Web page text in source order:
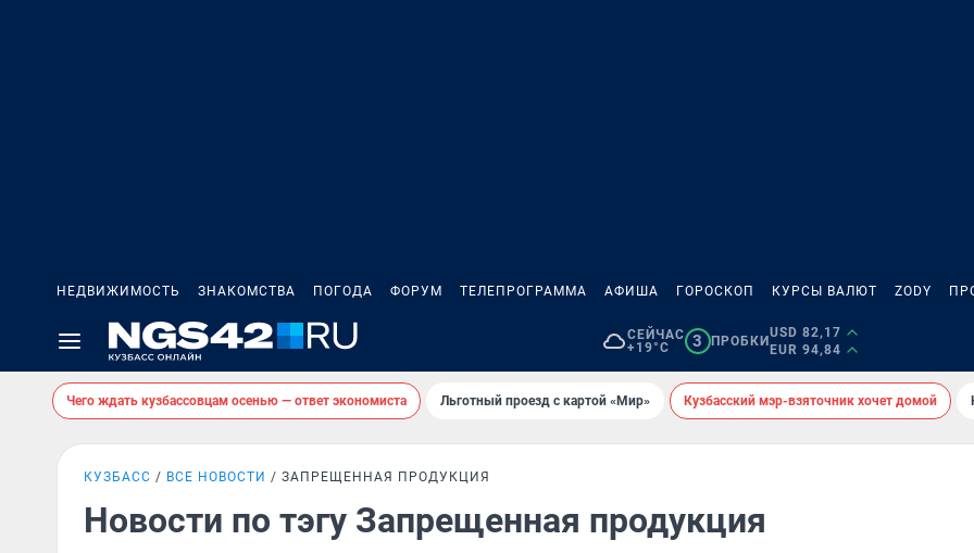
НЕДВИЖИМОСТЬ ЗНАКОМСТВА ПОГОДА ФОРУМ ТЕЛЕПРОГРАММА АФИША ГОРОСКОП КУРСЫ ВАЛЮТ ZODY
СЕЙЧАС
+19°C
3 ПРОБКИ
USD 82,17
EUR 94,84
Чего ждать кузбассовцам осенью — ответ экономиста Льготный проезд с картой «Мир» Кузбасский мэр-взяточник хочет домой
КУЗБАСС ВСЕ НОВОСТИ ЗАПРЕЩЕННАЯ ПРОДУКЦИЯ
Новости по тэгу Запрещенная продукция